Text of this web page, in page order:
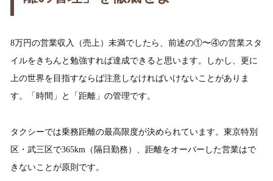
8万円の営業収入（売上）未満でしたら、前述の①〜④の営業スタ
イルをきちんと勉強すれば達成できると思います。しかし、更に
上の世界を目指すならば注意しなければいけないことがありま
す。「時間」と「距離」の管理です。
タクシーでは乗務距離の最高限度が決められています。東京特別
区・武三区で365km（隔日勤務）、距離をオーバーした営業はで
きないことが原則です。